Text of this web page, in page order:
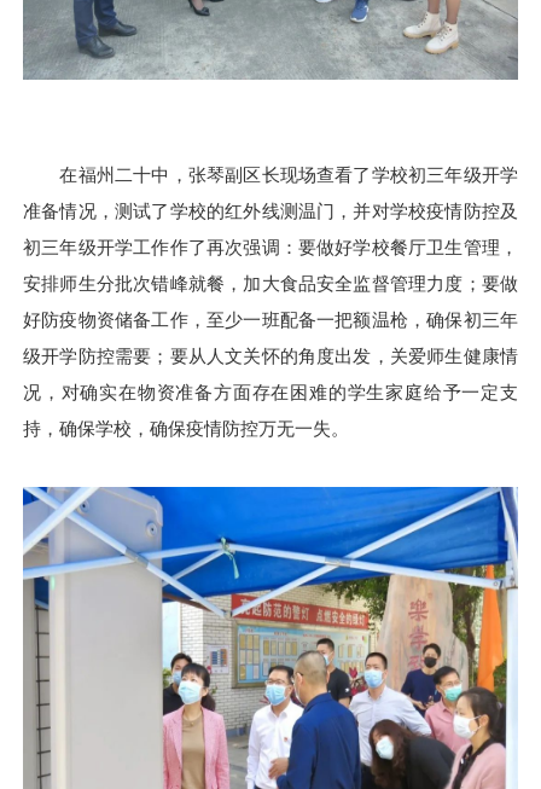
在福州二十中，张琴副区长现场查看了学校初三年级开学
准备情况，测试了学校的红外线测温门，并对学校疫情防控及
初三年级开学工作作了再次强调： 要做好学校餐厅卫生管理，
安排师生分批次错峰就餐，加大食品安全监督管理力度；要做
好防疫物资储备工作，至少一班配备一把额温枪，确保初三年
级开学防控需要；要从人文关怀的角度出发，关爱师生健康情
况，对确实在物资准备方面存在困难的学生家庭给予一定支
持，确保学校，确保疫情防控万无一失。